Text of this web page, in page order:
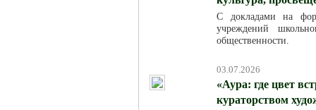
С докладами на
учреждений
общественности.
03.07.2026
«Аура: где цвет
кураторством